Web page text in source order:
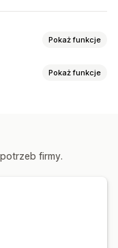
Pokaż funkcje
i eksport
Pokaż funkcje
Tajemnicze pudełka
firmy.